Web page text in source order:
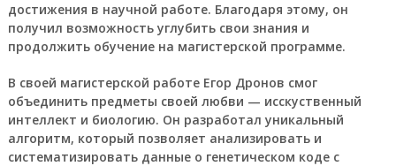
достижения в научной работе. Благодаря этому, он
получил возможность углубить свои знания и
продолжить обучение на магистерской программе.
В своей магистерской работе Егор Дронов смог
объединить предметы своей любви — исскуственный
интеллект и биологию. Он разработал уникальный
алгоритм, который позволяет анализировать и
систематизировать данные о генетическом коде с